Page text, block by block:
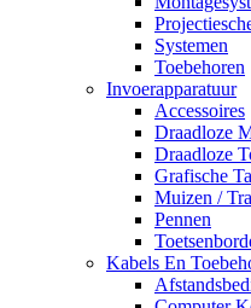
Systemen
Toebehoren
Invoerapparatuur
Accessoires
Draadloze
Draadloze
Grafische
Muizen /
Pennen
Kabels En